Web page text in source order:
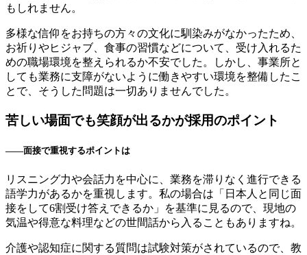
もしれません。
多様な信仰をお持ちの方々の文化に馴染みがなかったため、
お祈りやヒジャブ、食事の習慣などについて、受け入れるた
めの職場環境を整えられるか不安でした。しかし、事業所と
しても業務に支障がないように働きやすい環境を整備したこ
とで、そうした問題は一切ありませんでした。
苦しい場面でも笑顔が出るかが採用のポイント
――面接で重視するポイントは
リスニング力や会話力を中心に、業務を滞りなく進行できる
語学力があるかを重視します。私の場合は「日本人と同じ面
接をして6割受け答えできるか」を基準に見るので、現地の
気温や得意な料理などの世間話から入ることもありますね。
介護や認知症に関する質問は試験対策がされているので、教